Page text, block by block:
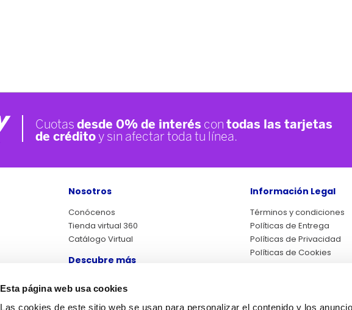
Esta página web usa cookies
Las cookies de este sitio web se usan para personalizar el contenido y los
Nosotros
Conócenos
Tienda virtual 360
Catálogo Virtual
Descubre más
Outlet
Información Legal
Términos y condiciones
Políticas de Entrega
Políticas de Privacidad
Políticas de Cookies
Política RAEE